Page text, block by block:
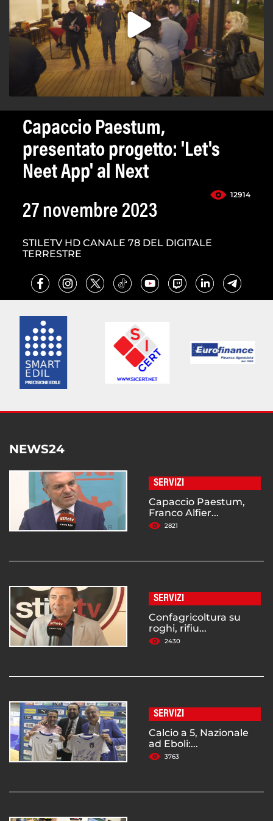
Capaccio Paestum,
presentato progetto: 'Let's
Neet App' al Next
12914
27 novembre 2023
STILETV HD CANALE 78 DEL DIGITALE
TERRESTRE
NEWS24
SERVIZI
Capaccio Paestum,
Franco Alfier...
2821
SERVIZI
Confagricoltura su
roghi, rifiu...
2430
SERVIZI
Calcio a 5, Nazionale
ad Eboli:...
3763